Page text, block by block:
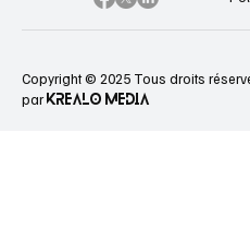
Copyright © 2025 Tous droits
par KREALO MEDIA